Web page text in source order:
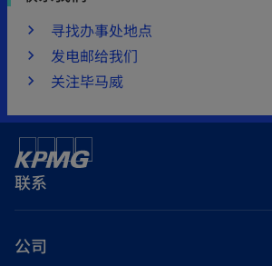
寻找办事处地点
发电邮给我们
关注毕马威
联系
公司